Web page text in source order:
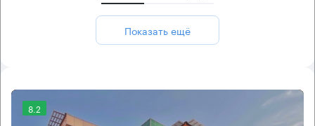
Показать ещё
8.2